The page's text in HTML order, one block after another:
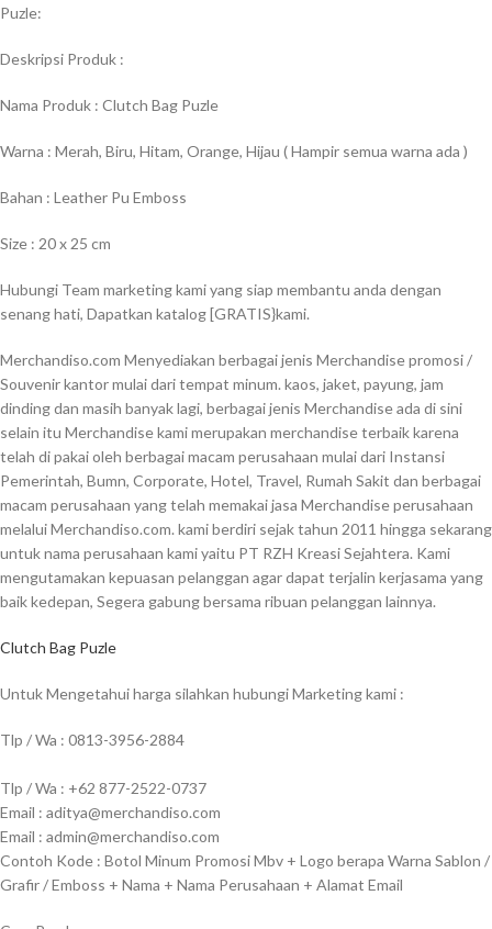
Puzle:
Deskripsi Produk :
Nama Produk : Clutch Bag Puzle
Warna : Merah, Biru, Hitam, Orange, Hijau ( Hampir semua warna ada )
Bahan : Leather Pu Emboss
Size : 20 x 25 cm
Hubungi Team marketing kami yang siap membantu anda dengan
senang hati, Dapatkan katalog [GRATIS}kami.
Merchandiso.com Menyediakan berbagai jenis Merchandise promosi /
Souvenir kantor mulai dari tempat minum. kaos, jaket, payung, jam
dinding dan masih banyak lagi, berbagai jenis Merchandise ada di sini
selain itu Merchandise kami merupakan merchandise terbaik karena
telah di pakai oleh berbagai macam perusahaan mulai dari Instansi
Pemerintah, Bumn, Corporate, Hotel, Travel, Rumah Sakit dan berbagai
macam perusahaan yang telah memakai jasa Merchandise perusahaan
melalui Merchandiso.com. kami berdiri sejak tahun 2011 hingga sekarang
untuk nama perusahaan kami yaitu PT RZH Kreasi Sejahtera. Kami
mengutamakan kepuasan pelanggan agar dapat terjalin kerjasama yang
baik kedepan, Segera gabung bersama ribuan pelanggan lainnya.
Clutch Bag Puzle
Untuk Mengetahui harga silahkan hubungi Marketing kami :
Tlp / Wa : 0813-3956-2884
Tlp / Wa : +62 877-2522-0737
Email : aditya@merchandiso.com
Email : admin@merchandiso.com
Contoh Kode : Botol Minum Promosi Mbv + Logo berapa Warna Sablon /
Grafir / Emboss + Nama + Nama Perusahaan + Alamat Email